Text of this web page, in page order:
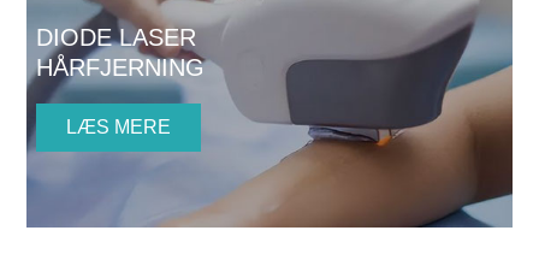
DIODE LASER
HÅRFJERNING
LÆS MERE